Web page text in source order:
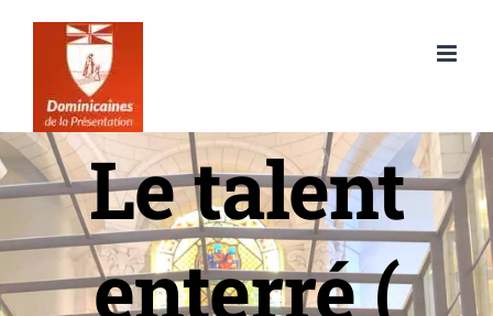
Passer
Le talent
enterré (